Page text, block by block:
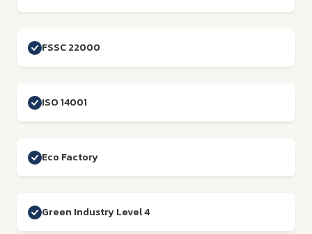
FSSC 22000
ISO 14001
Eco Factory
Green Industry Level 4